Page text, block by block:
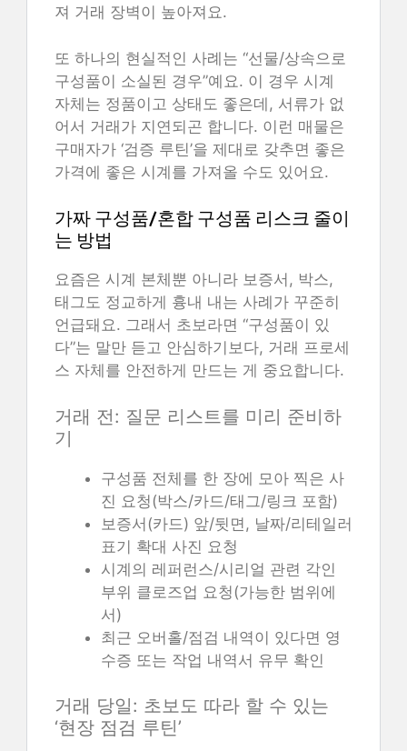
져 거래 장벽이 높아져요.
또 하나의 현실적인 사례는 “선물/상속으로
구성품이 소실된 경우”예요. 이 경우 시계
자체는 정품이고 상태도 좋은데, 서류가 없
어서 거래가 지연되곤 합니다. 이런 매물은
구매자가 ‘검증 루틴’을 제대로 갖추면 좋은
가격에 좋은 시계를 가져올 수도 있어요.
가짜 구성품/혼합 구성품 리스크 줄이
는 방법
요즘은 시계 본체뿐 아니라 보증서, 박스,
태그도 정교하게 흉내 내는 사례가 꾸준히
언급돼요. 그래서 초보라면 “구성품이 있
다”는 말만 듣고 안심하기보다, 거래 프로세
스 자체를 안전하게 만드는 게 중요합니다.
거래 전: 질문 리스트를 미리 준비하
기
구성품 전체를 한 장에 모아 찍은 사
진 요청(박스/카드/태그/링크 포함)
보증서(카드) 앞/뒷면, 날짜/리테일러
표기 확대 사진 요청
시계의 레퍼런스/시리얼 관련 각인
부위 클로즈업 요청(가능한 범위에
서)
최근 오버홀/점검 내역이 있다면 영
수증 또는 작업 내역서 유무 확인
거래 당일: 초보도 따라 할 수 있는
‘현장 점검 루틴’